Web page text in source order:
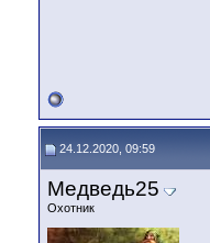
24.12.2020, 09:59
Медведь25
Охотник